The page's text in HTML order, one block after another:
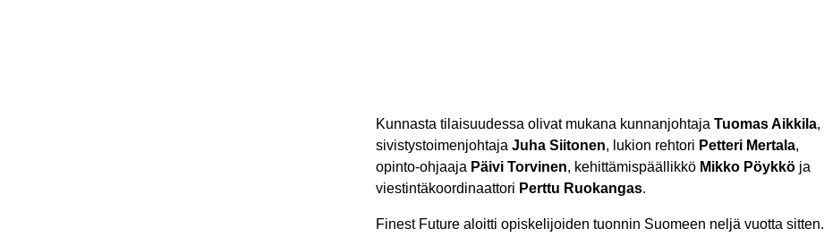
Kunnasta tilaisuudessa olivat mukana kunnanjohtaja Tuomas Aikkila,
sivistystoimenjohtaja Juha Siitonen, lukion rehtori Petteri Mertala,
opinto-ohjaaja Päivi Torvinen, kehittämispäällikkö Mikko Pöykkö ja
viestintäkoordinaattori Perttu Ruokangas.
Finest Future aloitti opiskelijoiden tuonnin Suomeen neljä vuotta sitten.